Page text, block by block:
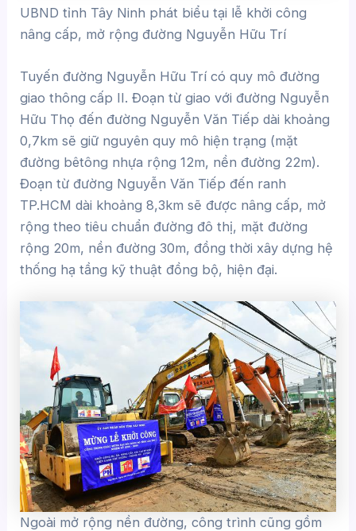
UBND tỉnh Tây Ninh phát biểu tại lễ khởi công
nâng cấp, mở rộng đường Nguyễn Hữu Trí
Tuyến đường Nguyễn Hữu Trí có quy mô đường
giao thông cấp II. Đoạn từ giao với đường Nguyễn
Hữu Thọ đến đường Nguyễn Văn Tiếp dài khoảng
0,7km sẽ giữ nguyên quy mô hiện trạng (mặt
đường bêtông nhựa rộng 12m, nền đường 22m).
Đoạn từ đường Nguyễn Văn Tiếp đến ranh
TP.HCM dài khoảng 8,3km sẽ được nâng cấp, mở
rộng theo tiêu chuẩn đường đô thị, mặt đường
rộng 20m, nền đường 30m, đồng thời xây dựng hệ
thống hạ tầng kỹ thuật đồng bộ, hiện đại.
Ngoài mở rộng nền đường, công trình cũng gồm